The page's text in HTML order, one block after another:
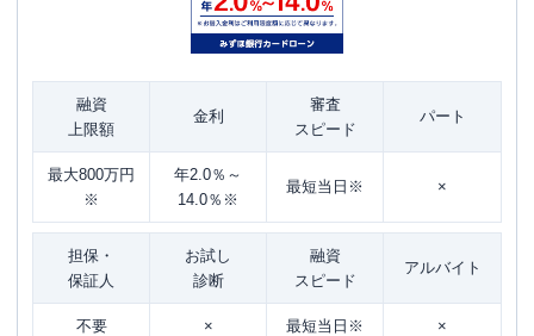
融資
上限額
金利
審査
スピード
パート
最大800万円
※
年2.0％～
14.0％※
最短当日※ ×
担保・
保証人
お試し
診断
融資
スピード
アルバイト
不要 × 最短当日※ ×